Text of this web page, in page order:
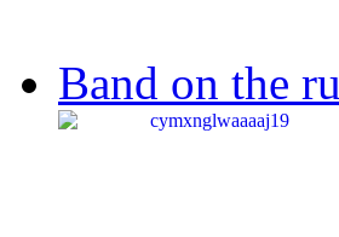
Band on the